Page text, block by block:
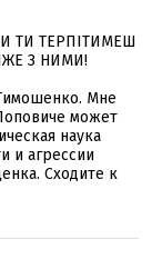
ТИ ТЕРПІТИМЕШ
З НИМИ!
Мне
может
наука
и агрессии
Сходите к